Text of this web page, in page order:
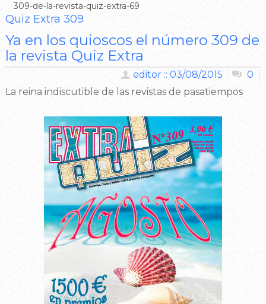
309-de-la-revista-quiz-extra-69
Quiz Extra 309
Ya en los quioscos el número 309 de
la revista Quiz Extra
0
editor :: 03/08/2015
La reina indiscutible de las revistas de pasatiempos